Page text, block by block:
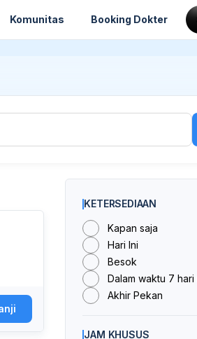
Komunitas Booking Dokter
KETERSEDIAAN
Kapan saja
Hari Ini
Besok
Dalam waktu 7
Akhir Pekan
JAM KHUSUS